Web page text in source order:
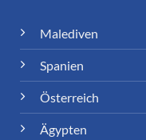
Malediven
Spanien
Österreich
Ägypten